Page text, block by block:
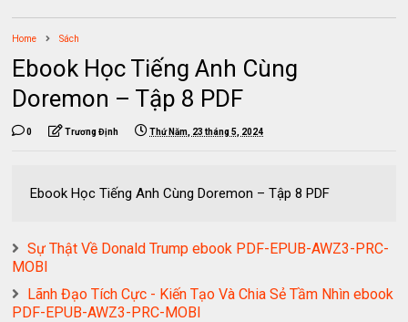
Home Sách
Ebook Học Tiếng Anh Cùng
Doremon – Tập 8 PDF
0 Trương Định Thứ Năm, 23 tháng 5, 2024
Ebook Học Tiếng Anh Cùng Doremon – Tập 8 PDF
Sự Thật Về Donald Trump ebook PDF-EPUB-AWZ3-PRC-
MOBI
Lãnh Đạo Tích Cực - Kiến Tạo Và Chia Sẻ Tầm Nhìn ebook
PDF-EPUB-AWZ3-PRC-MOBI